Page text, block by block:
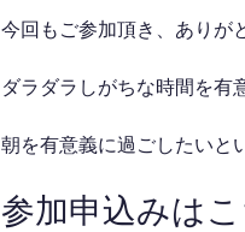
今回もご参加頂き、ありが
ダラダラしがちな時間を
朝を有意義に過ごしたいと
参加申込みはこ